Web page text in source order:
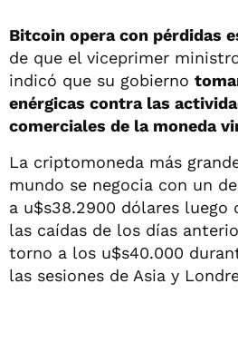
Bitcoin opera con pérdidas
de que el viceprimer
indicó que su gobierno
enérgicas contra las
comerciales de la moneda
La criptomoneda más
mundo se negocia con un
a u$s38.2900 dólares luego
las caídas de los días
torno a los u$s40.000
las sesiones de Asia y